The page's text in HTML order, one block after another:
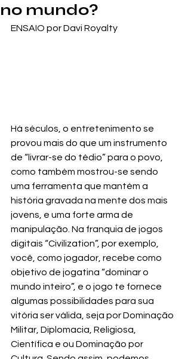
no mundo?
ENSAIO por Davi Royalty
Há séculos, o entretenimento se
provou mais do que um instrumento
de “livrar-se do tédio” para o povo,
como também mostrou-se sendo
uma ferramenta que mantém a
história gravada na mente dos mais
jovens, e uma forte arma de
manipulação. Na franquia de jogos
digitais “Civilization”, por exemplo,
você, como jogador, recebe como
objetivo de jogatina “dominar o
mundo inteiro”, e o jogo te fornece
algumas possibilidades para sua
vitória ser válida, seja por Dominação
Militar, Diplomacia, Religiosa,
Científica e ou Dominação por